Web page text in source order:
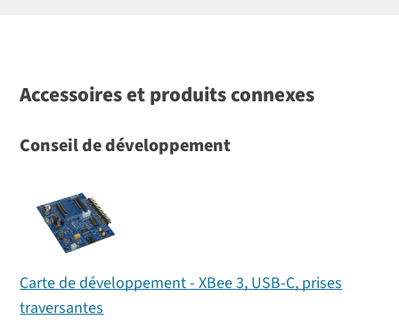
Accessoires et produits connexes
Conseil de développement
Carte de développement - XBee 3, USB-C, prises
traversantes